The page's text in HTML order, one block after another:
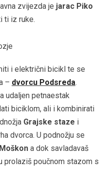
zvijezda je jarac Piko
ti iz ruke.
i električni bicikl te se
– dvorcu Podsreda.
udaljen petnaestak
biciklom, ali i kombinirati
Grajske staze i
dvorca. U podnožju se
a dok savladavaš
prolaziš poučnom stazom s